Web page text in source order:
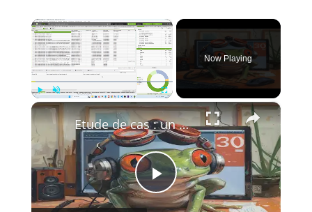
×
Play Unmute
Now Playing
×
P
Etude de cas : un audit SEO technique express avec Screaming Frog.